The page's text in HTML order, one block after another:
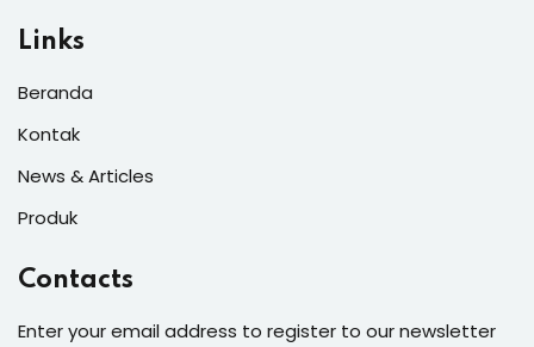
Links
Beranda
Kontak
News & Articles
Produk
Contacts
Enter your email address to register to our newsletter